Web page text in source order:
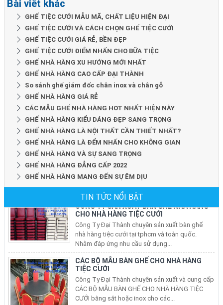
Bài viết khác
GHẾ TIỆC CƯỚI MẪU MÃ, CHẤT LIỆU HIỆN ĐẠI
GHẾ TIỆC CƯỚI VÀ CÁCH CHỌN GHẾ TIỆC CƯỚI
GHẾ TIỆC CƯỚI GIÁ RẺ, BỀN ĐẸP
GHẾ TIỆC CƯỚI ĐIỂM NHẤN CHO BỮA TIỆC
GHẾ NHÀ HÀNG XU HƯỚNG MỚI NHẤT
GHẾ NHÀ HÀNG CAO CẤP ĐẠI THÀNH
So sánh ghế giám đốc chân inox và chân gỗ
GHẾ NHÀ HÀNG GIÁ RẺ
CÁC MẪU GHẾ NHÀ HÀNG HOT NHẤT HIỆN NÀY
GHẾ NHÀ HÀNG KIỂU DÁNG ĐẸP SANG TRỌNG
GHẾ NHÀ HÀNG LÀ NỘI THẤT CẦN THIẾT NHẤT?
GHẾ NHÀ HÀNG LÀ ĐỂM NHẤN CHO KHÔNG GIAN
GHẾ NHÀ HÀNG VÀ SỰ SANG TRỌNG
GHẾ NHÀ HÀNG ĐẲNG CẤP 2022
GHẾ NHÀ HÀNG MANG ĐẾN SỰ ÊM DỊU
TIN TỨC NỔI BẬT
CÔNG TY SẢN XUẤT BÀN GHẾ NHÀ HÀNG
Công Ty Đại Thành chuyên sản xuất bàn ghế
Nhằm đáp ứng nhu cầu sử dụng...
CÁC BỘ MẪU BÀN GHẾ CHO NHÀ HÀNG
TIỆC CƯỚI
CÁC BỘ MẪU BÀN GHẾ CHO NHÀ HÀNG TIỆC
CƯỚI bằng sắt hoặc inox cho các...
CUNG CẤP BÀN GHẾ INOX TẠI CÁC TỈNH